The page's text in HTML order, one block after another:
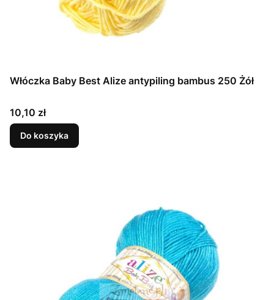
Włóczka Baby Best Alize antypiling bambus 250 Żół
Cena
10,10 zł
Do koszyka